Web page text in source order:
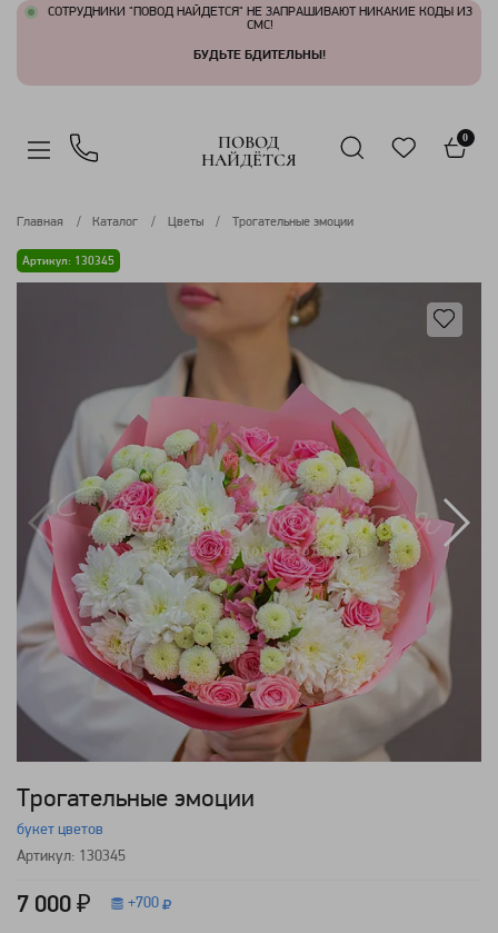
СОТРУДНИКИ "ПОВОД НАЙДЕТСЯ" НЕ ЗАПРАШИВАЮТ НИКАКИЕ КОДЫ ИЗ
СМС!
БУДЬТЕ БДИТЕЛЬНЫ!
ПОВОД
НАЙДЁТСЯ
0
Главная Каталог Цветы Трогательные эмоции
Артикул: 130345
Трогательные эмоции
букет цветов
Артикул: 130345
7 000 ₽ +700